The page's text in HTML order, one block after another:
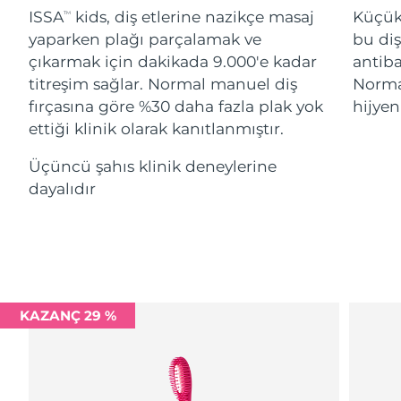
ISSATM
kids, diş etlerine nazikçe masaj
yaparken plağı parçalamak ve
çıkarmak için dakikada 9.000'e kadar
titreşim sağlar. Normal manuel diş
fırçasına göre %30 daha fazla plak yok
ettiği klinik olarak kanıtlanmıştır.
Üçüncü şahıs klinik deneylerine
dayalıdır
bu
KAZANÇ 29 %
For healthy hair
18% PAP
Kozmetik ürünleri Erkekler
Tüm Ürünler
İsrail Tahmini teslim tarihi 8/12/26
İtalya Tahmini teslim tarihi 8/8/26
Japonya Tahmini teslim tarihi 8/11/26
Kazakistan
Lübnan